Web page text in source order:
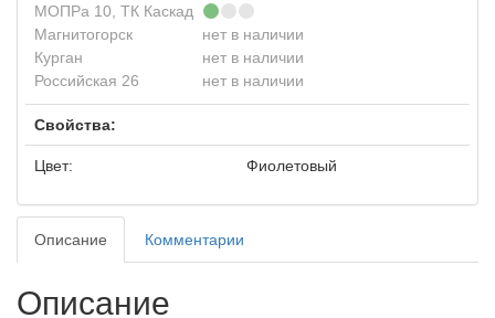
МОПРа 10, ТК Каскад
Магнитогорск
нет в наличии
Курган
нет в наличии
Российская 26
нет в наличии
Свойства:
Цвет: Фиолетовый
Описание Комментарии
Описание